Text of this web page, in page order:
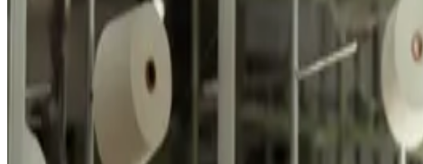
Каков минимальный объём заказа?
Минимальный объём заказа составляет 3 000 штук на цвет и
Какие способы оплаты вы принимаете?
Компания требует 30% предоплаты для начала производства.
Вы можете производить продукцию под нашим брендом?+